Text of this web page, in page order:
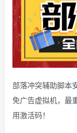
部落冲突辅助脚本
免广告虚拟机，最
用激活码！